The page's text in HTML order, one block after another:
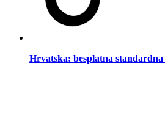
Hrvatska: besplatna standardna